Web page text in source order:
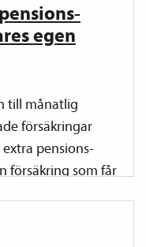
egen
till månatlig
försäkringar
extra pensions­
försäkring som får